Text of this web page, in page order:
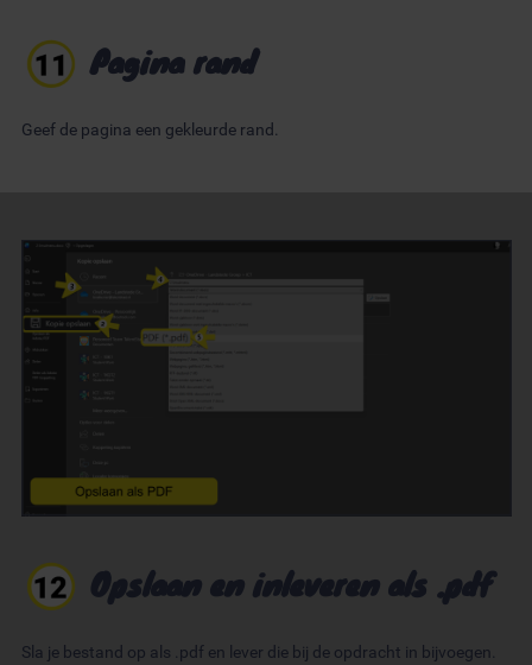
Pagina rand
Geef de pagina een gekleurde rand.
Opslaan en inleveren als .pdf
Sla je bestand op als .pdf en lever die bij de opdracht in bijvoegen.